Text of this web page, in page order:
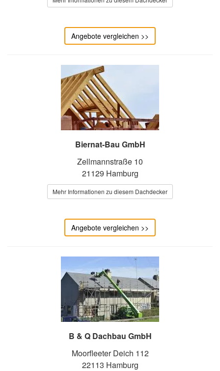
Angebote vergleichen >>
Biernat-Bau GmbH
Zellmannstraße 10
21129 Hamburg
Mehr Informationen zu diesem Dachdecker
Angebote vergleichen >>
B & Q Dachbau GmbH
Moorfleeter Deich 112
22113 Hamburg